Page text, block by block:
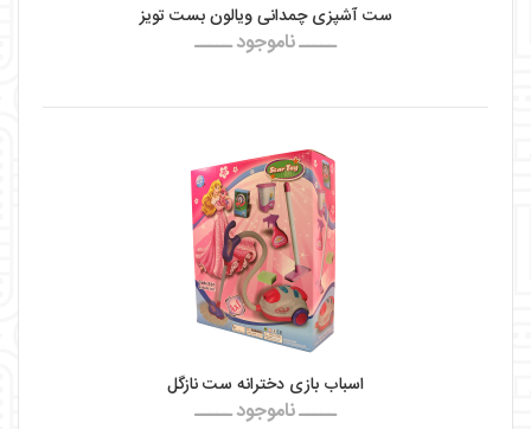
ست آشپزی چمدانی ویالون بست تویز
ـــــ ناموجود ـــــ
اسباب بازی دخترانه ست نازگل
ـــــ ناموجود ـــــ